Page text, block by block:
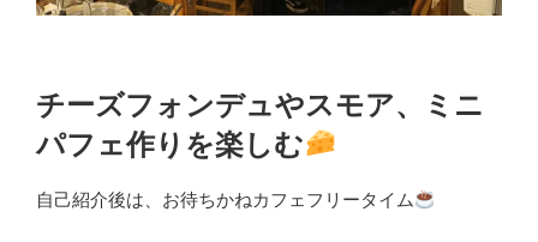
チーズフォンデュやスモア、ミニ
パフェ作りを楽しむ
自己紹介後は、お待ちかねカフェフリータイム